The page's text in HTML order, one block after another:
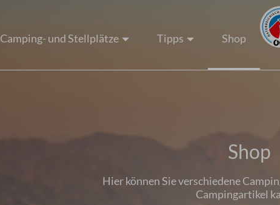
Camping- und Stellplätze Tipps Shop
Shop
Hier können Sie verschiedene
Campingartikel